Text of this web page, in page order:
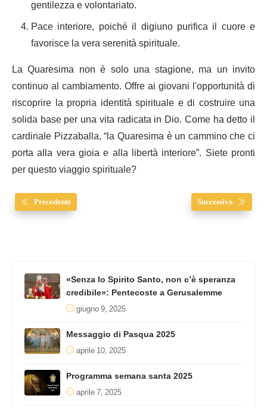
gentilezza e volontariato.
Pace interiore, poiché il digiuno purifica il cuore e
favorisce la vera serenità spirituale.
La Quaresima non è solo una stagione, ma un invito
continuo al cambiamento. Offre ai giovani l'opportunità di
riscoprire la propria identità spirituale e di costruire una
solida base per una vita radicata in Dio. Come ha detto il
cardinale Pizzaballa, “la Quaresima è un cammino che ci
porta alla vera gioia e alla libertà interiore”. Siete pronti
per questo viaggio spirituale?
Precedente Successivo
«Senza lo Spirito Santo, non c’è speranza
credibile»: Pentecoste a Gerusalemme
giugno 9, 2025
Messaggio di Pasqua 2025
aprile 10, 2025
Programma semana santa 2025
aprile 7, 2025